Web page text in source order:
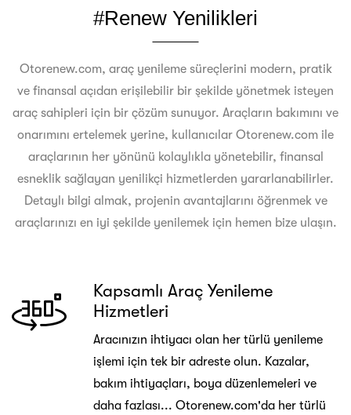
#Renew Yenilikleri
Otorenew.com, araç yenileme süreçlerini modern, pratik
ve finansal açıdan erişilebilir bir şekilde yönetmek isteyen
araç sahipleri için bir çözüm sunuyor. Araçların bakımını ve
onarımını ertelemek yerine, kullanıcılar Otorenew.com ile
araçlarının her yönünü kolaylıkla yönetebilir, finansal
esneklik sağlayan yenilikçi hizmetlerden yararlanabilirler.
Detaylı bilgi almak, projenin avantajlarını öğrenmek ve
araçlarınızı en iyi şekilde yenilemek için hemen bize ulaşın.
Kapsamlı Araç Yenileme
Hizmetleri
Aracınızın ihtiyacı olan her türlü yenileme
işlemi için tek bir adreste olun. Kazalar,
bakım ihtiyaçları, boya düzenlemeleri ve
daha fazlası... Otorenew.com'da her türlü